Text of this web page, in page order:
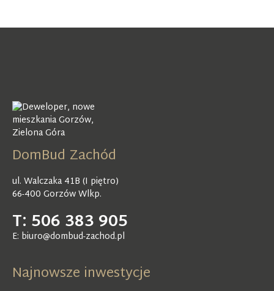
DomBud Zachód
ul. Walczaka 41B (I piętro)
66-400 Gorzów Wlkp.
T: 506 383 905
E: biuro@dombud-zachod.pl
Najnowsze inwestycje